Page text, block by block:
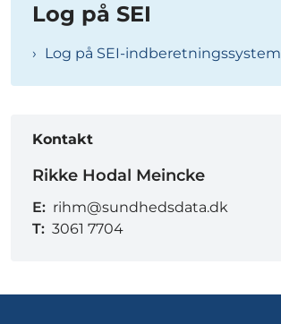
Log på SEI
Log på SEI-indberetningssystem
Kontakt
Rikke Hodal Meincke
E: rihm@sundhedsdata.dk
T: 3061 7704